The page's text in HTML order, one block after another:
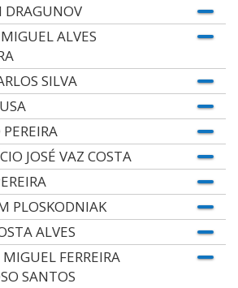
ALVES
SILVA
JOSÉ VAZ COSTA
PLOSKODNIAK
ALVES
MIGUEL FERREIRA
SANTOS